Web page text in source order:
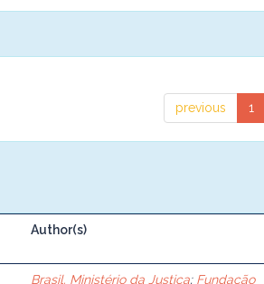
previous 1
Author(s)
Brasil. Ministério da Justiça; Fundação